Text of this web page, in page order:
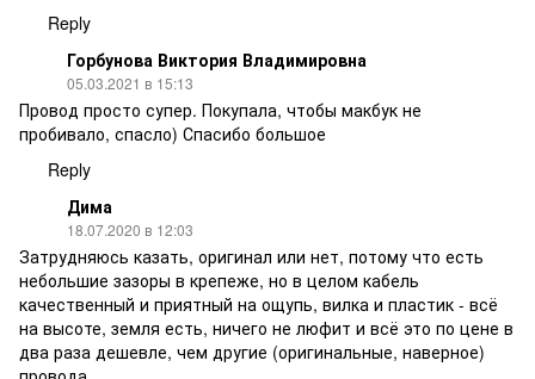
Reply
Горбунова Виктория Владимировна
05.03.2021 в 15:13
Провод просто супер. Покупала, чтобы макбук не
пробивало, спасло) Спасибо большое
Reply
Дима
18.07.2020 в 12:03
Затрудняюсь казать, оригинал или нет, потому что есть
небольшие зазоры в крепеже, но в целом кабель
качественный и приятный на ощупь, вилка и пластик - всё
на высоте, земля есть, ничего не люфит и всё это по цене в
два раза дешевле, чем другие (оригинальные, наверное)